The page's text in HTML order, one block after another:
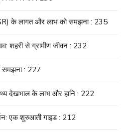
के लागत और लाभ को समझना : 235
शहरी से ग्रामीण जीवन : 232
समझना : 227
देखभाल के लाभ और हानि : 222
एक शुरुआती गाइड : 212